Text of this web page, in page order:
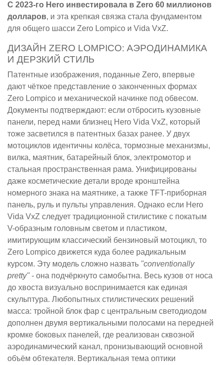
С 2023-го Hero инвестировала в Zero 60 миллионов
долларов, и эта крепкая связка стала фундаментом
для общего шасси Zero Lompico и Vida VxZ.
ДИЗАЙН ZERO LOMPICO: АЭРОДИНАМИКА
И ДЕРЗКИЙ СТИЛЬ
Патентные изображения, поданные Zero, впервые
дают чёткое представление о законченных формах
Zero Lompico и механической начинке под обвесом.
Документы подтверждают: если отбросить кузовные
панели, перед нами близнец Hero Vida VxZ, который
тоже засветился в патентных базах ранее. У двух
мотоциклов идентичны колёса, тормозные механизмы,
вилка, маятник, батарейный блок, электромотор и
стальная пространственная рама. Унифицированы
даже косметические детали вроде кронштейна
номерного знака на маятнике, а также TFT-приборная
панель, руль и пульты управления. Однако если Hero
Vida VxZ следует традиционной стилистике с покатым
V-образным головным светом и пластиком,
имитирующим классический бензиновый мотоцикл, то
Zero Lompico движется куда более радикальным
курсом. Эту модель сложно назвать "conventionally
pretty" - она подчёркнуто самобытна. Весь кузов от носа
до хвоста визуально воспринимается как единая
скульптура. Любопытных стилистических решений
масса: тройной блок фар с центральным светодиодом
дополнен двумя вертикальными полосами на передней
кромке боковых панелей, где реализован сквозной
аэродинамический канал, пронизывающий основной
объём обтекателя. Вертикальная тема оптики